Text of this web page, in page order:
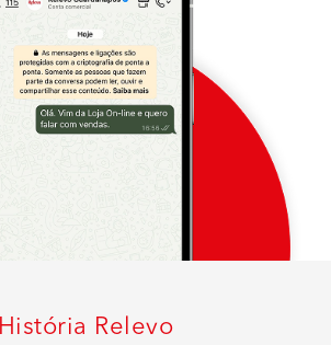
História Relevo